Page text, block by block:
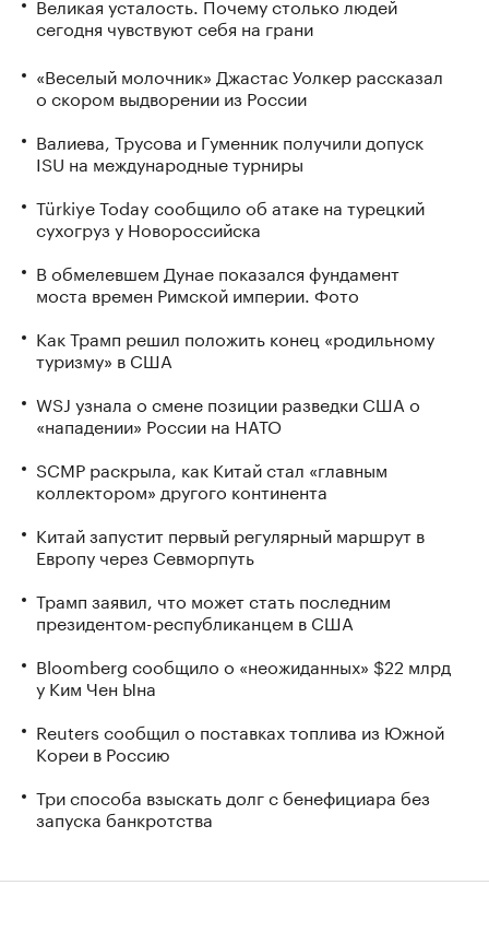
сегодня чувствуют себя на грани
«Веселый молочник» Джастас Уолкер рассказал
о скором выдворении из России
Валиева, Трусова и Гуменник получили допуск
ISU на международные турниры
Türkiye Today сообщило об атаке на турецкий
сухогруз у Новороссийска
В обмелевшем Дунае показался фундамент
моста времен Римской империи. Фото
Как Трамп решил положить конец «родильному
туризму» в США
WSJ узнала о смене позиции разведки США о
«нападении» России на НАТО
SCMP раскрыла, как Китай стал «главным
коллектором» другого континента
Китай запустит первый регулярный маршрут в
Европу через Севморпуть
Трамп заявил, что может стать последним
президентом-республиканцем в США
Bloomberg сообщило о «неожиданных» $22 млрд
у Ким Чен Ына
Reuters сообщил о поставках топлива из Южной
Кореи в Россию
Три способа взыскать долг с бенефициара без
запуска банкротства